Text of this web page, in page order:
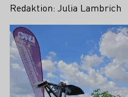
Redaktion: Julia Lambrich